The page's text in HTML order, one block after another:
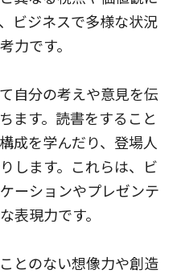
ビジネスで多様な状況
力です。
自分の考えや意見を伝
ます。読書をすること
成を学んだり、登場人
します。これらは、ビ
ーションやプレゼンテ
表現力です。
とのない想像力や創造